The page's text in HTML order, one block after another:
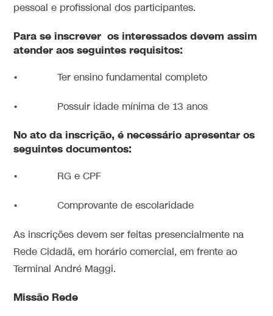
pessoal e profissional dos participantes.
Para se inscrever os interessados devem assim
atender aos seguintes requisitos:
• Ter ensino fundamental completo
• Possuir idade mínima de 13 anos
No ato da inscrição, é necessário apresentar os
seguintes documentos:
• RG e CPF
• Comprovante de escolaridade
As inscrições devem ser feitas presencialmente na
Rede Cidadã, em horário comercial, em frente ao
Terminal André Maggi.
Missão Rede